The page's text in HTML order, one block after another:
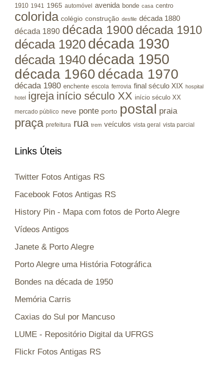
1910 1941 1965 automóvel avenida bonde casa centro
colorida colégio construção desfile década 1880
década 1890 década 1900 década 1910
década 1920 década 1930
década 1940 década 1950
década 1960 década 1970
década 1980 enchente escola ferrovia final século XIX hospital
hotel igreja início século XX início século XX
mercado público neve ponte porto postal praia
praça prefeitura rua trem veículos vista geral vista parcial
Links Úteis
Twitter Fotos Antigas RS
Facebook Fotos Antigas RS
History Pin - Mapa com fotos de Porto Alegre
Vídeos Antigos
Janete & Porto Alegre
Porto Alegre uma História Fotográfica
Bondes na década de 1950
Memória Carris
Caxias do Sul por Mancuso
LUME - Repositório Digital da UFRGS
Flickr Fotos Antigas RS